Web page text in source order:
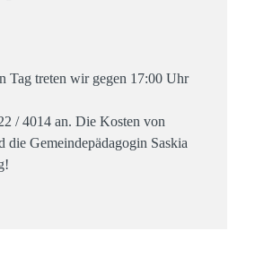
Tag treten wir gegen 17:00 Uhr
/ 4014 an. Die Kosten von
die Gemeindepädagogin Saskia